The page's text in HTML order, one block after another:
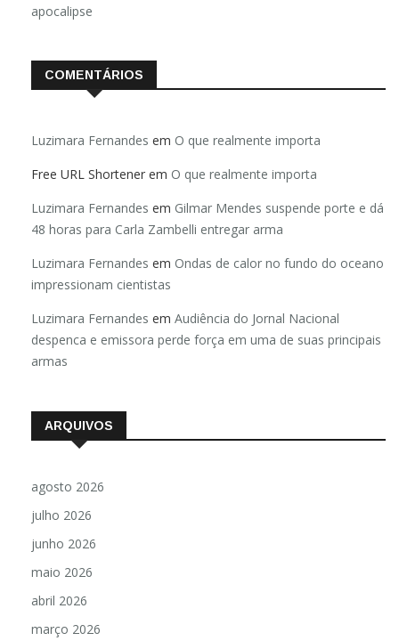
apocalipse
COMENTÁRIOS
Luzimara Fernandes em O que realmente importa
Free URL Shortener em O que realmente importa
Luzimara Fernandes em Gilmar Mendes suspende porte e dá
48 horas para Carla Zambelli entregar arma
Luzimara Fernandes em Ondas de calor no fundo do oceano
impressionam cientistas
Luzimara Fernandes em Audiência do Jornal Nacional
despenca e emissora perde força em uma de suas principais
armas
ARQUIVOS
agosto 2026
julho 2026
junho 2026
maio 2026
abril 2026
março 2026